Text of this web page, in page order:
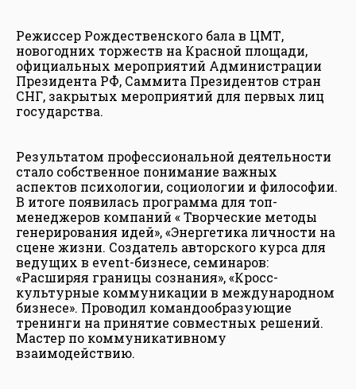
Режиссер Рождественского бала в ЦМТ,
новогодних торжеств на Красной площади,
официальных мероприятий Администрации
Президента РФ, Саммита Президентов стран
СНГ, закрытых мероприятий для первых лиц
государства.
Результатом профессиональной деятельности
стало собственное понимание важных
аспектов психологии, социологии и философии.
В итоге появилась программа для топ-
менеджеров компаний « Творческие методы
генерирования идей», «Энергетика личности на
сцене жизни. Создатель авторского курса для
ведущих в event-бизнесе, семинаров:
«Расширяя границы сознания», «Кросс-
культурные коммуникации в международном
бизнесе». Проводил командообразующие
тренинги на принятие совместных решений.
Мастер по коммуникативному
взаимодействию.